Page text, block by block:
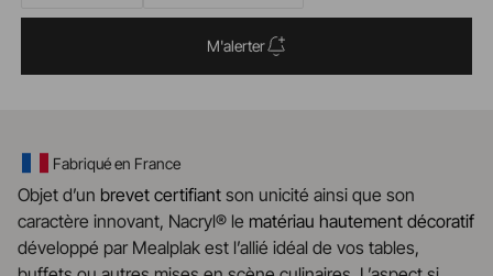
M'alerter
Fabriqué en France
Objet d’un brevet certifiant son unicité ainsi que son
caractère innovant, Nacryl® le matériau hautement décoratif
développé par Mealplak est l’allié idéal de vos tables,